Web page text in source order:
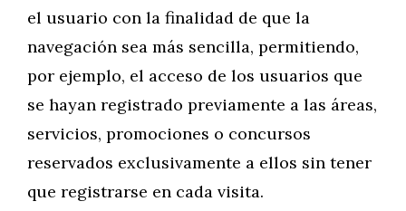
el usuario con la finalidad de que la
navegación sea más sencilla, permitiendo,
por ejemplo, el acceso de los usuarios que
se hayan registrado previamente a las áreas,
servicios, promociones o concursos
reservados exclusivamente a ellos sin tener
que registrarse en cada visita.